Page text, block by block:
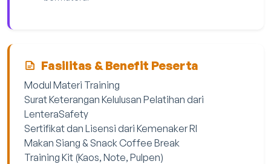
Fasilitas & Benefit Peserta
Modul Materi Training
Surat Keterangan Kelulusan Pelatihan dari
LenteraSafety
Sertifikat dan Lisensi dari Kemenaker RI
Makan Siang & Snack Coffee Break
Training Kit (Kaos, Note, Pulpen)